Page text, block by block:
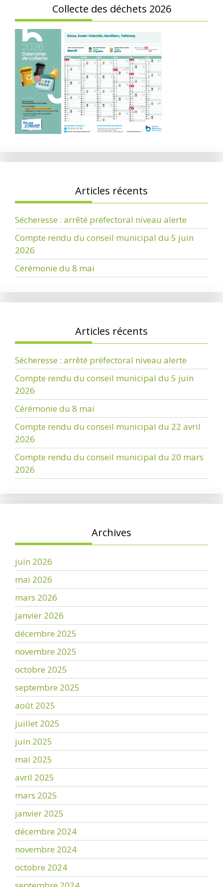
Collecte des déchets 2026
Articles récents
Sécheresse : arrêté préfectoral niveau alerte
Compte rendu du conseil municipal du 5 juin
2026
Cérémonie du 8 mai
Articles récents
Sécheresse : arrêté préfectoral niveau alerte
Compte rendu du conseil municipal du 5 juin
2026
Cérémonie du 8 mai
Compte rendu du conseil municipal du 22 avril
2026
Compte rendu du conseil municipal du 20 mars
2026
Archives
juin 2026
mai 2026
mars 2026
janvier 2026
décembre 2025
novembre 2025
octobre 2025
septembre 2025
août 2025
juillet 2025
juin 2025
mai 2025
avril 2025
mars 2025
janvier 2025
décembre 2024
novembre 2024
octobre 2024